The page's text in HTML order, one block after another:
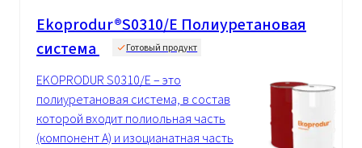
Ekoprodur®S0310/E Полиуретановая
система
Готовый продукт
EKOPRODUR S0310/E – это
полиуретановая система, в состав
которой входит полиольная часть
(компонент А) и изоцианатная часть